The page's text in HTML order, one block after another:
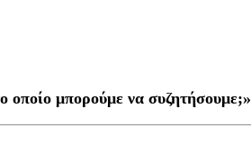
οποίο μπορούμε να συζητήσουμε;»